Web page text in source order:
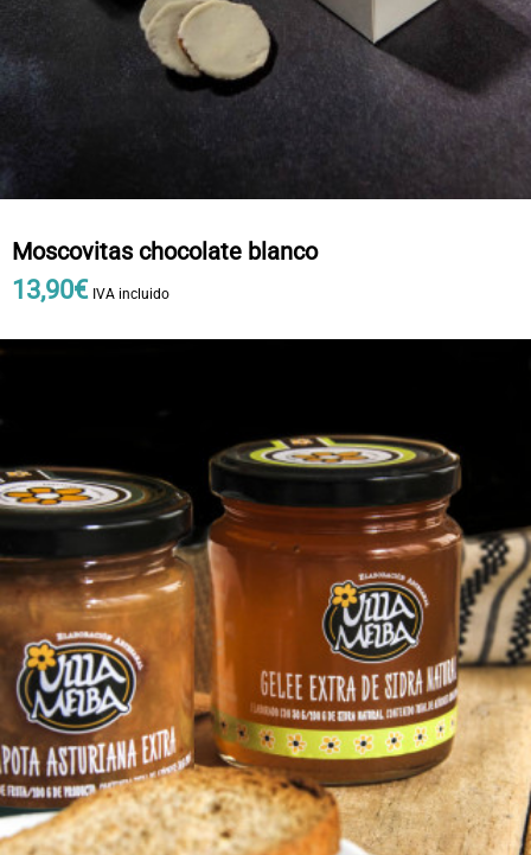
Moscovitas chocolate blanco
13,90€ IVA incluido